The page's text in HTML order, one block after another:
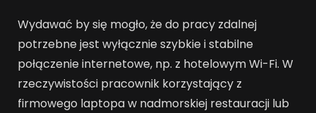
Wydawać by się mogło, że do pracy zdalnej
potrzebne jest wyłącznie szybkie i stabilne
połączenie internetowe, np. z hotelowym Wi-Fi. W
rzeczywistości pracownik korzystający z
firmowego laptopa w nadmorskiej restauracji lub